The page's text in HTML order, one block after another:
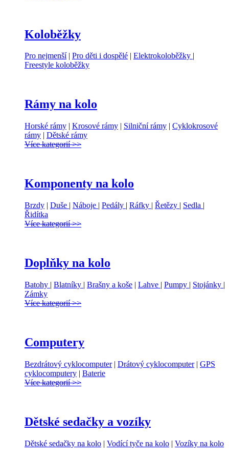
Koloběžky
Pro nejmenší| Pro děti i dospělé | Elektrokoloběžky |
Freestyle koloběžky
Rámy na kolo
Horské rámy | Krosové rámy | Silniční rámy | Cyklokrosové
rámy | Dětské rámy
Více kategorií >>
Komponenty na kolo
Brzdy | Duše | Náboje | Pedály | Ráfky | Řetězy | Sedla |
Řidítka
Více kategorií >>
Doplňky na kolo
Batohy | Blatníky | Brašny a koše | Lahve | Pumpy | Stojánky |
Zámky
Více kategorií >>
Computery
Bezdrátový cyklocomputer| Drátový cyklocomputer| GPS
cyklocomputery | Baterie
Více kategorií >>
Dětské sedačky a vozíky
Dětské sedačky na kolo | Vodící tyče na kolo | Vozíky na kolo